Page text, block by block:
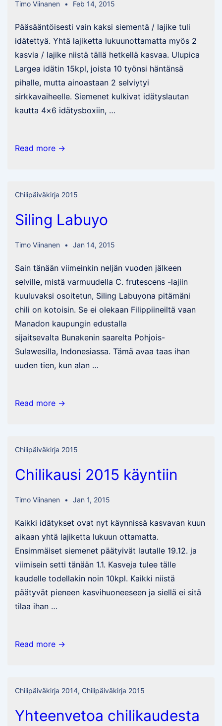
Timo Viinanen Feb 14, 2015
Pääsääntöisesti vain kaksi siementä / lajike tuli
idätettyä. Yhtä lajiketta lukuunottamatta myös 2
kasvia / lajike niistä tällä hetkellä kasvaa. Ulupica
Largea idätin 15kpl, joista 10 työnsi häntänsä
pihalle, mutta ainoastaan 2 selviytyi
sirkkavaiheelle. Siemenet kulkivat idätyslautan
kautta 4×6 idätysboxiin, …
Kasvaa
Read more →
Chilipäiväkirja 2015
Siling Labuyo
Timo Viinanen Jan 14, 2015
Sain tänään viimeinkin neljän vuoden jälkeen
selville, mistä varmuudella C. frutescens -lajiin
kuuluvaksi osoitetun, Siling Labuyona pitämäni
chili on kotoisin. Se ei olekaan Filippiineiltä vaan
Manadon kaupungin edustalla
sijaitsevalta Bunakenin saarelta Pohjois-
Sulawesilla, Indonesiassa. Tämä avaa taas ihan
uuden tien, kun alan …
Siling
Read more →
Chilipäiväkirja 2015
Chilikausi 2015 käyntiin
Timo Viinanen Jan 1, 2015
Kaikki idätykset ovat nyt käynnissä kasvavan kuun
aikaan yhtä lajiketta lukuun ottamatta.
Ensimmäiset siemenet päätyivät lautalle 19.12. ja
viimisein setti tänään 1.1. Kasveja tulee tälle
kaudelle todellakin noin 10kpl. Kaikki niistä
päätyvät pieneen kasvihuoneeseen ja siellä ei sitä
tilaa ihan …
Chilikausi
Read more →
Chilipäiväkirja 2014, Chilipäiväkirja 2015
Yhteenvetoa chilikaudesta